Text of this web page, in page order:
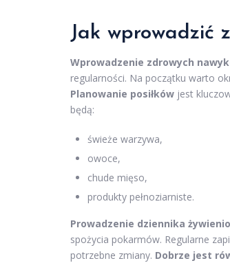
Jak wprowadzić
Wprowadzenie zdrowych
regularności. Na początku warto
Planowanie posiłków jest
będą:
świeże warzywa,
owoce,
chude mięso,
produkty pełnoziarniste.
Prowadzenie dziennika
spożycia pokarmów. Regularne
potrzebne zmiany. Dobrze jest